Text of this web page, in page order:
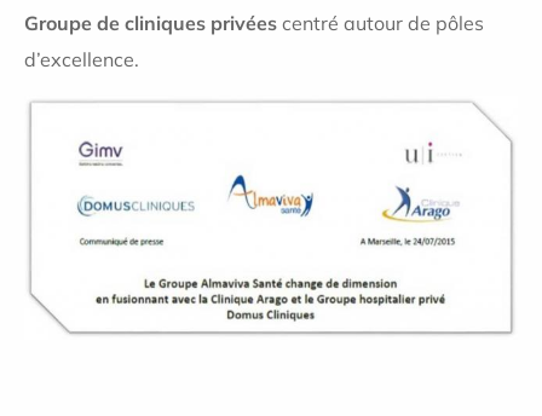
Groupe de cliniques privées centré autour de pôles
d’excellence.